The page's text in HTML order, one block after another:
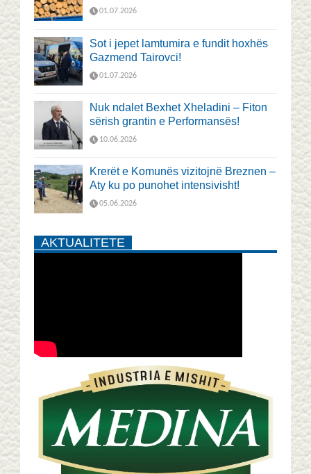
01.07.2026
Sot i jepet lamtumira e fundit hoxhës
Gazmend Tairovci!
01.07.2026
Nuk ndalet Bexhet Xheladini – Fiton
sërish grantin e Performansës!
10.06.2026
Krerët e Komunës vizitojnë Breznen –
Aty ku po punohet intensivisht!
05.06.2026
AKTUALITETE